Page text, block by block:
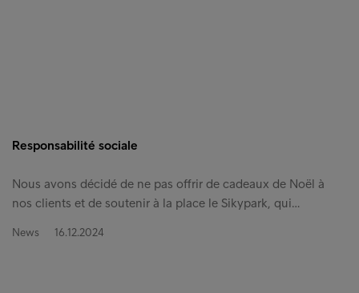
Responsabilité sociale
Nous avons décidé de ne pas offrir de cadeaux de Noël à
nos clients et de soutenir à la place le Sikypark, qui…
News 16.12.2024